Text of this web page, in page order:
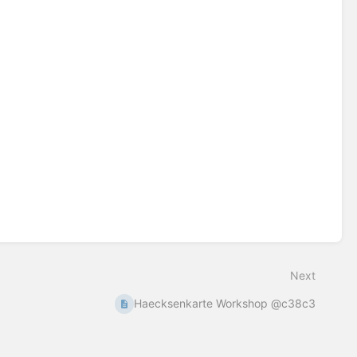
Next
Haecksenkarte Workshop @c38c3